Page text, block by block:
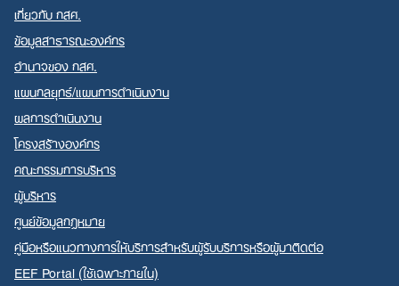
Search
for:
เกี่ยวกับ กสศ.
ข้อมูลสาธารณะองค์กร
อำนาจของ กสศ.
แผนกลยุทธ์/แผนการดำเนินงาน
ผลการดำเนินงาน
โครงสร้างองค์กร
คณะกรรมการบริหาร
ผู้บริหาร
ศูนย์ข้อมูลกฎหมาย
คู่มือหรือแนวทางการให้บริการสำหรับผู้รับบริการหรือผู้มาติดต่อ
EEF Portal (ใช้เฉพาะภายใน)